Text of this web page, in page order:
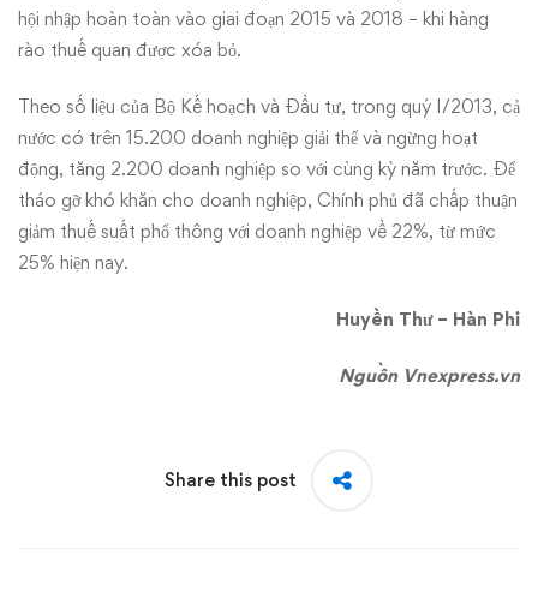
hội nhập hoàn toàn vào giai đoạn 2015 và 2018 – khi hàng
rào thuế quan được xóa bỏ.
Theo số liệu của Bộ Kế hoạch và Đầu tư, trong quý I/2013, cả
nước có trên 15.200 doanh nghiệp giải thể và ngừng hoạt
động, tăng 2.200 doanh nghiệp so với cùng kỳ năm trước. Để
tháo gỡ khó khăn cho doanh nghiệp, Chính phủ đã chấp thuận
giảm thuế suất phổ thông với doanh nghiệp về 22%, từ mức
25% hiện nay.
Huyền Thư – Hàn Phi
Nguồn Vnexpress.vn
Share this post